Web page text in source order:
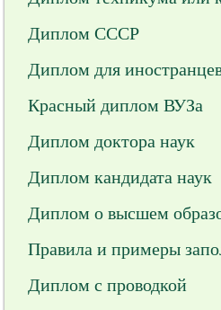
Диплом СССР
Диплом для
Красный диплом ВУЗа
Диплом доктора наук
Диплом кандидата наук
Диплом о высшем
Правила и примеры
Диплом с проводкой